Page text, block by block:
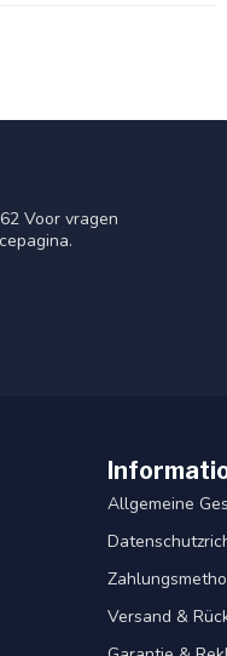
Voor vragen
Allgemeine
Versand &